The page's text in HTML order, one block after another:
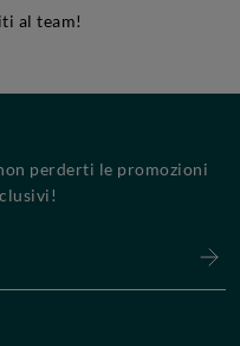
al team!
perderti le promozioni